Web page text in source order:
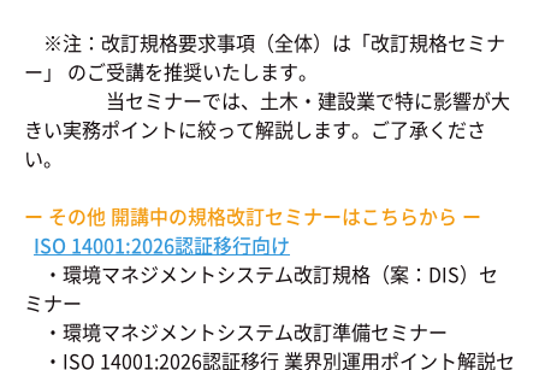
※注：改訂規格要求事項（全体）は「改訂規格セミナ
ー」 のご受講を推奨いたします。
当セミナーでは、土木・建設業で特に影響が大
きい実務ポイントに絞って解説します。ご了承くださ
い。
ー その他 開講中の規格改訂セミナーはこちらから ー
ISO 14001:2026認証移行向け
・環境マネジメントシステム改訂規格（案：DIS）セ
ミナー
・環境マネジメントシステム改訂準備セミナー
・ISO 14001:2026認証移行 業界別運用ポイント解説セ